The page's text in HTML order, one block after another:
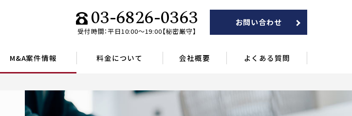
お問い合わせ
03-6826-0363
受付時間：平日10:00～19:00【秘密厳守】
M&A案件情報
譲受（買収）ニーズ 一覧
料金について 会社概要 よくある質問